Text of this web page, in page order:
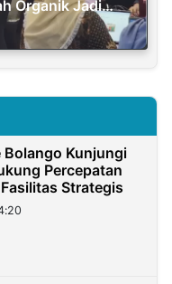
Organik Jadi
Bolango Kunjungi
Percepatan
Strategis